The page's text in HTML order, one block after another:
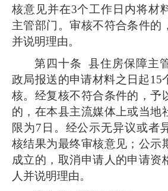
核意见并在3个工作日内将材
主管部门。审核不符合条件的
并说明理由。
第四十条 县住房保障主
政局报送的申请材料之日起15
核。经复核不符合条件的，予
的，在本县主流媒体上或当地
限为7日。经公示无异议或者
核结果为最终审核意见；公示
成立的，取消申请人的申请资
人并说明理由。